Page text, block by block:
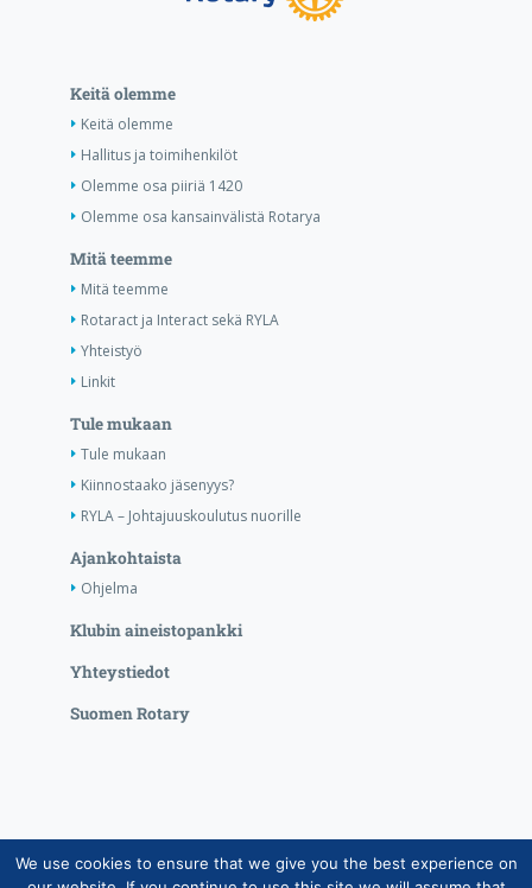
Keitä olemme
Keitä olemme
Hallitus ja toimihenkilöt
Olemme osa piiriä 1420
Olemme osa kansainvälistä Rotarya
Mitä teemme
Mitä teemme
Rotaract ja Interact sekä RYLA
Yhteistyö
Linkit
Tule mukaan
Tule mukaan
Kiinnostaako jäsenyys?
RYLA – Johtajuuskoulutus nuorille
Ajankohtaista
Ohjelma
Klubin aineistopankki
Yhteystiedot
Suomen Rotary
Copyright © Suomen Rotarypalvelu ry 2026 |
We use cookies to ensure that we give you the best experience on